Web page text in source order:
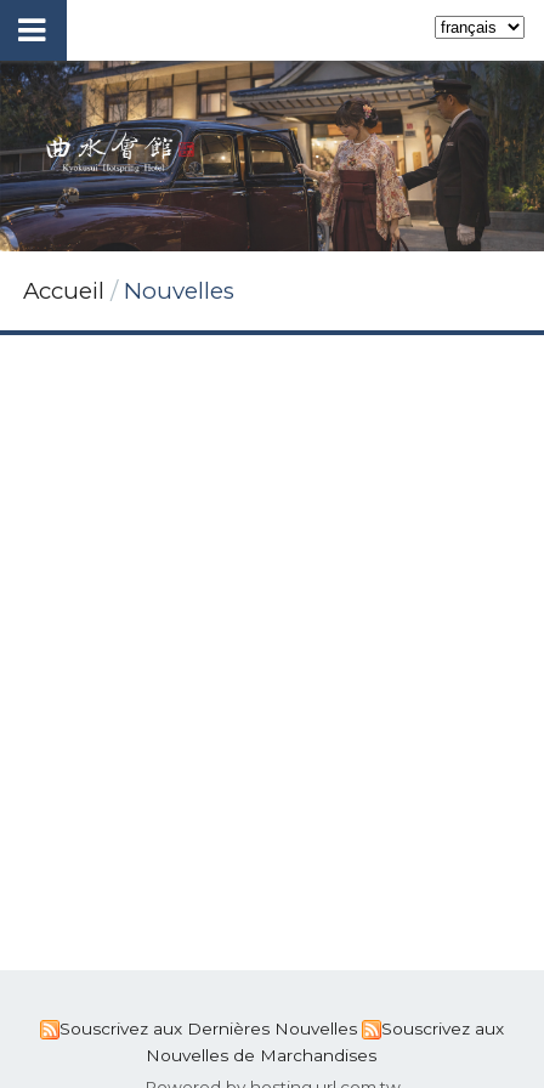
Accueil Nouvelles
Souscrivez aux Dernières Nouvelles
Souscrivez aux
Nouvelles de Marchandises